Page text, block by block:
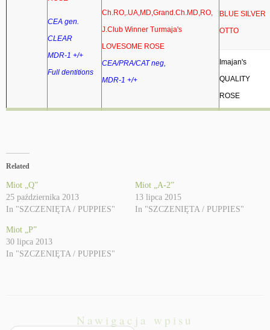
CEA gen.
CLEAR
MDR-1 +/+
Full dentitions
Ch.RO,.UA,MD,Grand.Ch.MD,RO,
J.Club Winner Turmaja's
LOVESOME ROSE
CEA/PRA/CAT neg,
MDR-1 +/+
BLUE SILVER
OTTO
Imajan's
QUALITY
ROSE
Related
Miot „Q”
25 października 2013
In "SZCZENIĘTA / PUPPIES"
Miot „A-2”
13 lipca 2015
In "SZCZENIĘTA / PUPPIES"
Miot „P”
30 lipca 2013
In "SZCZENIĘTA / PUPPIES"
Nawigacja wpisu